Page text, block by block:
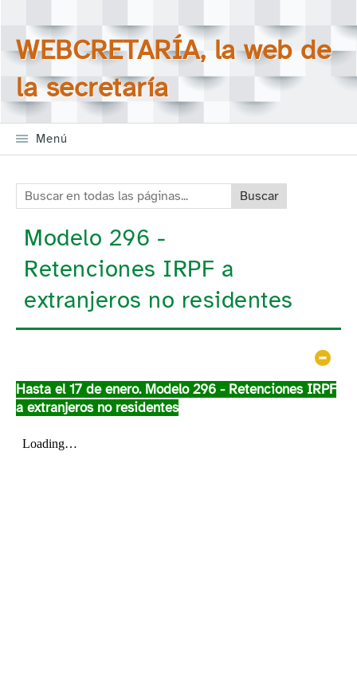
Saltar la navegación
Buscar en todas las
páginas
WEBCRETARÍA, la web de
la secretaría
Menú
Buscar en todas las páginas:
Modelo 296 -
Retenciones IRPF a
extranjeros no residentes
Hasta el 17 de enero. Modelo 296 - Retenciones IRPF
a extranjeros no residentes